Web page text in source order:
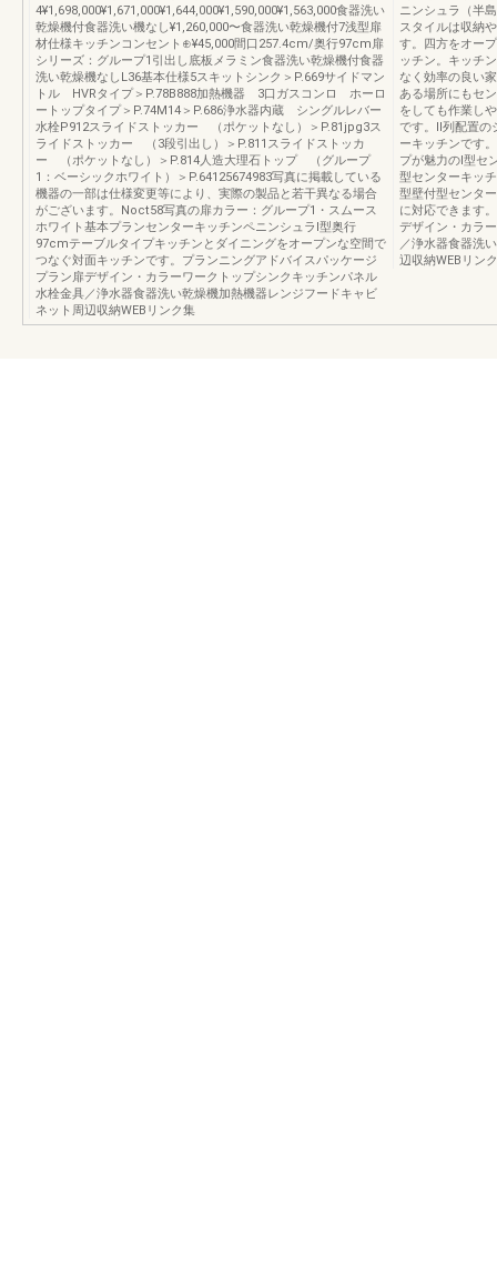
4¥1,698,000¥1,671,000¥1,644,000¥1,590,000¥1,563,000食器洗い
乾燥機付食器洗い機なし¥1,260,000〜食器洗い乾燥機付7浅型扉
材仕様キッチンコンセント⊕¥45,000間口257.4cm/奥行97cm扉
シリーズ：グループ1引出し底板メラミン食器洗い乾燥機付食器
洗い乾燥機なしL36基本仕様5スキットシンク＞P.669サイドマン
トル HVRタイプ＞P.78B888加熱機器 3口ガスコンロ ホーロ
ートップタイプ＞P.74M14＞P.686浄水器内蔵 シングルレバー
水栓P912スライドストッカー （ポケットなし）＞P.81jpg3ス
ライドストッカー （3段引出し）＞P.811スライドストッカ
ー （ポケットなし）＞P.814人造大理石トップ （グループ
1：ベーシックホワイト）＞P.64125674983写真に掲載している
機器の一部は仕様変更等により、実際の製品と若干異なる場合
がございます。Noct58写真の扉カラー：グループ1・スムース
ホワイト基本プランセンターキッチンペニンシュラⅠ型奥行
97cmテーブルタイプキッチンとダイニングをオープンな空間で
つなぐ対面キッチンです。プランニングアドバイスパッケージ
プラン扉デザイン・カラーワークトップシンクキッチンパネル
水栓金具／浄水器食器洗い乾燥機加熱機器レンジフードキャビ
ネット周辺収納WEBリンク集
ニンシュラ（半
スタイルは収納
す。四方をオー
ッチン。キッチ
なく効率の良い
ある場所にもセ
をしても作業し
です。Ⅱ列配置の
ーキッチンです
プが魅力のⅠ型セ
型センターキッ
型壁付型センタ
に対応できます
デザイン・カラ
／浄水器食器洗
辺収納WEBリン